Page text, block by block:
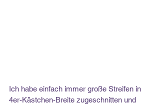
Ich habe einfach immer große Streifen in
4er-Kästchen-Breite zugeschnitten und